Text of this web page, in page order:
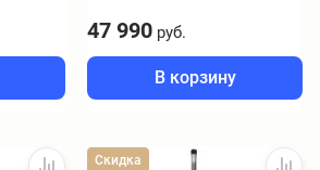
47 990 руб.
В корзину
Скидка